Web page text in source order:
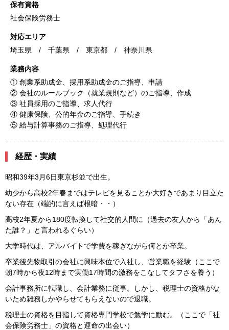
保有資格
社会保険労務士
対応エリア
埼玉県 / 千葉県 / 東京都 / 神奈川県
業務内容
① 創業系助成金、採用系助成金のご指導、申請
② 会社のルールブック（就業規則など）のご指導、作成
③ 社員採用のご指導、求人代行
④ 健康保険、公的年金のご指導、手続き
⑤ 給与計算事務のご指導、処理代行
経歴・実績
昭和39年3月6日東京杉並で出生。
幼少から高校2年春まではテレビを見ることが大好きであまり目立た
ない存在（端的に言えば根暗・・）
高校2年夏から180度転換して社交的人間に（過去の友人から「あん
た誰？」と言われるぐらい）
大学時代は、アルバイトで学費を稼ぎながら何とか卒業。
卒業後先物取引の会社に興味本位で入社し、営業職を経験（ここで
朝7時から夜12時まで実働17時間の激務をこなしてタフさを養う）
会計事務所に転職し、会計業務に従事。しかし、税理士の資格がな
いため雑務しかやらせてもらえないので退職。
税理士の資格を目指して資格専門学校で勉学に励む。（ここで「社
会保険労務士」の資格と運命の出会い）